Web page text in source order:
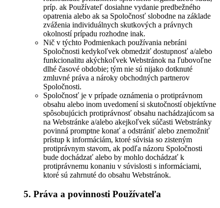
príp. ak Používateľ dosiahne vydanie predbežného
opatrenia alebo ak sa Spoločnosť slobodne na základe
zváženia individuálnych skutkových a právnych
okolností prípadu rozhodne inak.
Nič v týchto Podmienkach používania nebráni
Spoločnosti kedykoľvek obmedziť dostupnosť a/alebo
funkcionalitu akýchkoľvek Webstránok na ľubovoľne
dlhé časové obdobie; tým nie sú nijako dotknuté
zmluvné práva a nároky obchodných partnerov
Spoločnosti.
Spoločnosť je v prípade oznámenia o protiprávnom
obsahu alebo inom uvedomení si skutočností objektívne
spôsobujúcich protiprávnosť obsahu nachádzajúcom sa
na Webstránke a/alebo akejkoľvek súčasti Webstránky
povinná promptne konať a odstrániť alebo znemožniť
prístup k informáciám, ktoré súvisia so zisteným
protiprávnym stavom, ak podľa názoru Spoločnosti
bude dochádzať alebo by mohlo dochádzať k
protiprávnemu konaniu v súvislosti s informáciami,
ktoré sú zahrnuté do obsahu Webstránok.
5. Práva a povinnosti Používateľa